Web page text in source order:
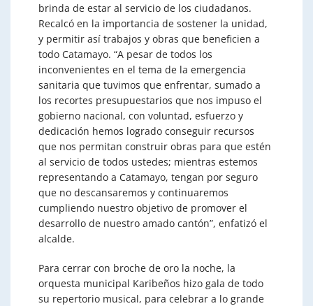
brinda de estar al servicio de los ciudadanos.
Recalcó en la importancia de sostener la unidad,
y permitir así trabajos y obras que beneficien a
todo Catamayo. “A pesar de todos los
inconvenientes en el tema de la emergencia
sanitaria que tuvimos que enfrentar, sumado a
los recortes presupuestarios que nos impuso el
gobierno nacional, con voluntad, esfuerzo y
dedicación hemos logrado conseguir recursos
que nos permitan construir obras para que estén
al servicio de todos ustedes; mientras estemos
representando a Catamayo, tengan por seguro
que no descansaremos y continuaremos
cumpliendo nuestro objetivo de promover el
desarrollo de nuestro amado cantón”, enfatizó el
alcalde.
Para cerrar con broche de oro la noche, la
orquesta municipal Karibeños hizo gala de todo
su repertorio musical, para celebrar a lo grande